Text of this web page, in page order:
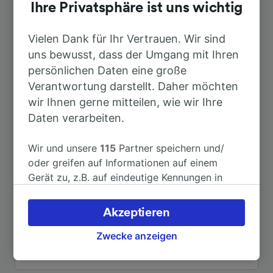
Dauer
Nach Bonn Hbf 57min
Nach Cochem (Mosel)
Nach Köln 1h 28min
Nach Köln Hbf 1h 28min
Nach Blankenheim (Sangerhausen) 6h 57min
Nach Koblenz Stadtmitte
Ihre Privatsphäre ist uns wichtig
Vielen Dank für Ihr Vertrauen. Wir sind
uns bewusst, dass der Umgang mit Ihren
persönlichen Daten eine große
Verantwortung darstellt. Daher möchten
wir Ihnen gerne mitteilen, wie wir Ihre
Daten verarbeiten.
Wir und unsere115 Partner speichern und/
oder greifen auf Informationen auf einem
Gerät zu, z.B. auf eindeutige Kennungen in
verarbeiten. Sie können Ihre Präferenzen
akzeptieren oder verwalten, einschließlich
Ihres Widerspruchsrechts bei berechtigtem
Zwecke anzeigen
Akzeptieren